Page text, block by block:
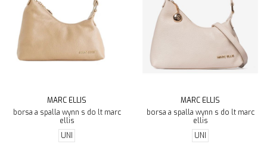
MARC ELLIS
borsa a spalla wynn s do lt marc
ellis
UNI
MARC ELLIS
borsa a spalla wynn s do lt marc
ellis
UNI